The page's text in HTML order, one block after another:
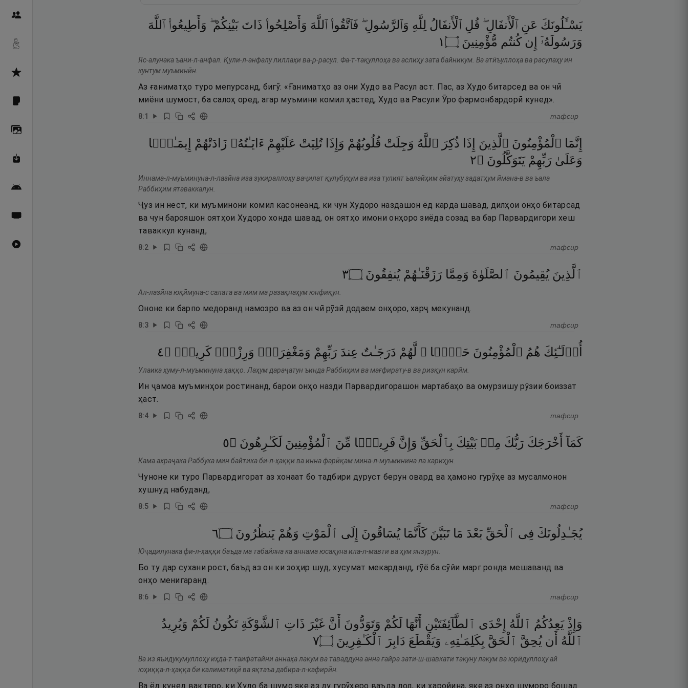
يَسْـَٔلُونَكَ عَنِ ٱلْأَنفَالِ ۖ قُلِ ٱلْأَنفَالُ لِلَّهِ وَٱلرَّسُولِ ۖ فَٱتَّقُوا۟ ٱللَّهَ وَأَصْلِحُوا۟ ذَاتَ بَيْنِكُمْ ۖ وَأَطِيعُوا۟ ٱللَّهَ
وَرَسُولَهُۥٓ
إِن كُنتُم مُّؤْمِنِينَ ۝١
Яс-алунака ъани-л-анфал. Қули-л-анфалу лиллаҳи ва-р-расул. Фа-т-тақуллоҳа ва аслиҳу зата байникум. Ва атӣъуллоҳа ва расулаҳу ин
кунтум муъминӣн.
Аз ғаниматҳо туро мепурсанд, бигӯ: «Ғаниматҳо аз они Худо ва Расул аст. Пас, аз Худо битарсед ва он чӣ
миёни шумост, ба салоҳ оред, агар муъмини комил ҳастед, Худо ва Расули Ӯро фармонбардорӣ кунед».
8:1 тафсир
إِنَّمَا ٱلْمُؤْمِنُونَ ٱلَّذِينَ إِذَا ذُكِرَ ٱللَّهُ وَجِلَتْ قُلُوبُهُمْ وَإِذَا تُلِيَتْ عَلَيْهِمْ ءَايَـٰتُهُۥ زَادَتْهُمْ
إِيمَـٰنًۭا
وَعَلَىٰ رَبِّهِمْ يَتَوَكَّلُونَ ۝٢
Иннама-л-муъминуна-л-лазӣна иза зукираллоҳу ваҷилат қулубуҳум ва иза тулият ъалайҳим айатуҳу задатҳум ӣмана-в ва ъала
Раббиҳим ятаваккалун.
Ҷуз ин нест, ки муъминони комил касонеанд, ки чун Худоро наздашон ёд карда шавад, дилҳои онҳо битарсад
ва чун барояшон оятҳои Худоро хонда шавад, он оятҳо имони онҳоро зиёда созад ва бар Парвардигори хеш
таваккул кунанд,
8:2 тафсир
ٱلَّذِينَ يُقِيمُونَ ٱلصَّلَوٰةَ وَمِمَّا رَزَقْنَـٰهُمْ يُنفِقُونَ ۝٣
Ал-лазӣна юқӣмуна-с салата ва мим ма разақнаҳум юнфиқун.
Ононе ки барпо медоранд намозро ва аз он чӣ рӯзӣ додаем онҳоро, харҷ мекунанд.
8:3 тафсир
أُو۟لَـٰٓئِكَ هُمُ ٱلْمُؤْمِنُونَ حَقًّۭا ۚ لَّهُمْ دَرَجَـٰتٌ عِندَ رَبِّهِمْ وَمَغْفِرَةٌۭ وَرِزْقٌۭ كَرِيمٌۭ ۝٤
Улаика ҳуму-л-муъминуна ҳаққо. Лаҳум дараҷатун ъинда Раббиҳим ва мағфирату-в ва ризқун карӣм.
Ин ҷамоа муъминҳои ростинанд, барои онҳо назди Парвардигорашон мартабаҳо ва омурзишу рӯзии боиззат
ҳаст.
8:4 тафсир
كَمَآ أَخْرَجَكَ رَبُّكَ مِنۢ بَيْتِكَ بِٱلْحَقِّ وَإِنَّ فَرِيقًۭا مِّنَ ٱلْمُؤْمِنِينَ لَكَـٰرِهُونَ ۝٥
Кама ахраҷака Раббука мин байтика би-л-ҳаққи ва инна фарӣқам мина-л-муъминина ла кариҳун.
Чуноне ки туро Парвардигорат аз хонаат бо тадбири дуруст берун овард ва ҳамоно гурӯҳе аз мусалмонон
хушнуд набуданд,
8:5 тафсир
يُجَـٰدِلُونَكَ فِى ٱلْحَقِّ بَعْدَ مَا تَبَيَّنَ كَأَنَّمَا يُسَاقُونَ إِلَى ٱلْمَوْتِ وَهُمْ يَنظُرُونَ ۝٦
Юҷадилунака фи-л-ҳаққи баъда ма табайяна ка аннама юсақуна ила-л-мавти ва ҳум янзурун.
Бо ту дар сухани рост, баъд аз он ки зоҳир шуд, хусумат мекарданд, гӯё ба сӯйи марг ронда мешаванд ва
онҳо менигаранд.
8:6 тафсир
وَإِذْ يَعِدُكُمُ ٱللَّهُ إِحْدَى ٱلطَّآئِفَتَيْنِ أَنَّهَا لَكُمْ وَتَوَدُّونَ أَنَّ غَيْرَ ذَاتِ ٱلشَّوْكَةِ تَكُونُ لَكُمْ وَيُرِيدُ
ٱللَّهُ
أَن يُحِقَّ ٱلْحَقَّ بِكَلِمَـٰتِهِۦ وَيَقْطَعَ دَابِرَ ٱلْكَـٰفِرِينَ ۝٧
Ва из яъидукумуллоҳу иҳда-т-таифатайни аннаҳа лакум ва таваддуна анна ғайра зати-ш-шавкати такуну лакум ва юрӣдуллоҳу ай
юҳиққа-л-ҳаққа би калиматиҳӣ ва яқтаъа дабира-л-кафирӣн.
Ва ёд кунед вақтеро, ки Худо ба шумо яке аз ду гурӯҳеро ваъда дод, ки ҳаройина, яке аз онҳо шуморо бошад